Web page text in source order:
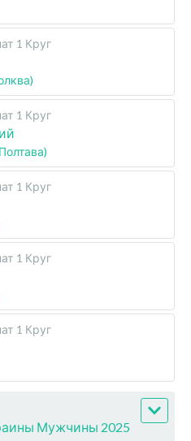
1 Круг
1 Круг
1 Круг
1 Круг
1 Круг
Мужчины 2025